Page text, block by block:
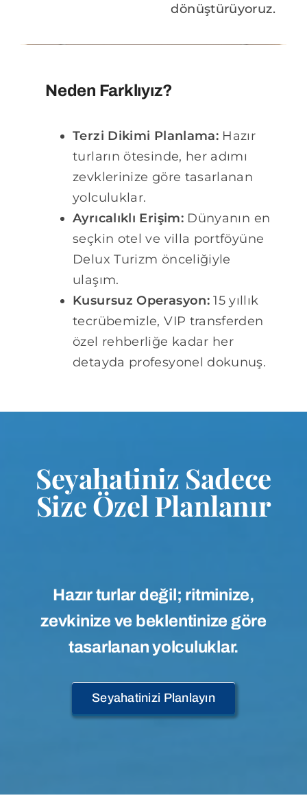
dönüştürüyoruz.
Neden Farklıyız?
Terzi Dikimi Planlama: Hazır
turların ötesinde, her adımı
zevklerinize göre tasarlanan
yolculuklar.
Ayrıcalıklı Erişim:Dünyanın en
seçkin otel ve villa portföyüne
Delux Turizm önceliğiyle
ulaşım.
Kusursuz Operasyon:15 yıllık
tecrübemizle, VIP transferden
özel rehberliğe kadar her
detayda profesyonel dokunuş.
Seyahatiniz Sadece
Size Özel Planlanır
Hazır turlar değil; ritminize,
zevkinize ve beklentinize göre
tasarlanan yolculuklar.
Seyahatinizi Planlayın